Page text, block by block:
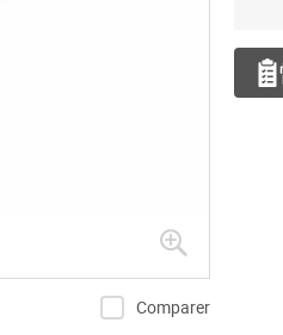
Comparer